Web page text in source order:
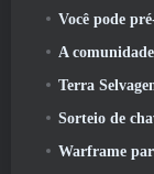
Você pode pré-baixar a
A comunidade do mundo
Terra Selvagem 2
Sorteio de
Warframe para